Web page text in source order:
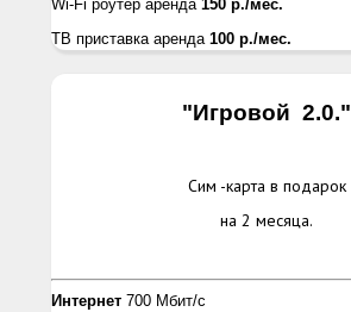
Wi-Fi роутер аренда 150 р./мес.
ТВ приставка аренда 100 р./мес.
"Игровой 2.0."
Сим -карта в подарок
на 2 месяца.
Интернет 700 Мбит/с